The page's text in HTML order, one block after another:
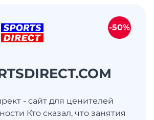
- сайт для ценителей
Кто сказал, что занятия
-50%